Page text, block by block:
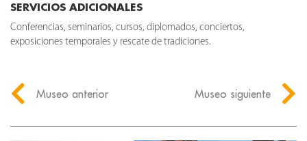
SERVICIOS ADICIONALES
Conferencias, seminarios, cursos, diplomados, conciertos,
exposiciones temporales y rescate de tradiciones.
Museo anterior Museo siguiente